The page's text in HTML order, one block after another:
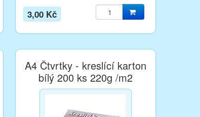
3,00 Kč
A4 Čtvrtky - kreslící karton
bílý 200 ks 220g /m2